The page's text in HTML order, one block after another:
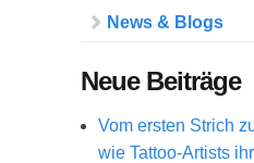
News & Blogs
Neue Beiträge
Vom ersten Strich
wie Tattoo-Artists